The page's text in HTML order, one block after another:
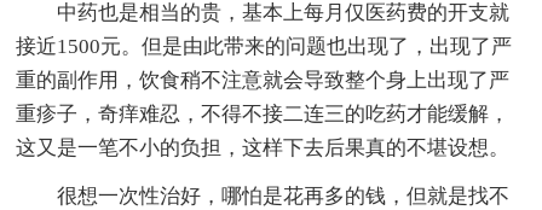
中药也是相当的贵，基本上每月仅医药费的开支就
接近1500元。但是由此带来的问题也出现了，出现了严
重的副作用，饮食稍不注意就会导致整个身上出现了严
重疹子，奇痒难忍，不得不接二连三的吃药才能缓解，
这又是一笔不小的负担，这样下去后果真的不堪设想。
很想一次性治好，哪怕是花再多的钱，但就是找不